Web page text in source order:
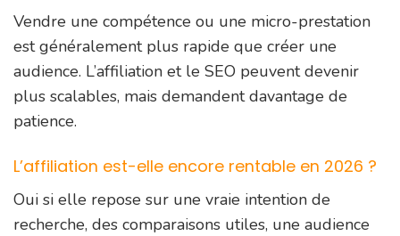
Vendre une compétence ou une micro-prestation
est généralement plus rapide que créer une
audience. L’affiliation et le SEO peuvent devenir
plus scalables, mais demandent davantage de
patience.
L’affiliation est-elle encore rentable en 2026 ?
Oui si elle repose sur une vraie intention de
recherche, des comparaisons utiles, une audience